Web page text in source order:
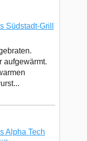
Südstadt-Grill
aufgewärmt.
Alpha Tech